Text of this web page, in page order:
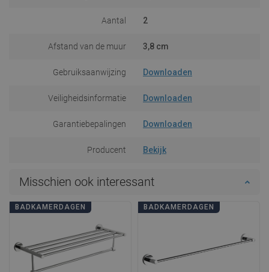
Aantal 2
Afstand van de muur 3,8 cm
Gebruiksaanwijzing Downloaden
Veiligheidsinformatie Downloaden
Garantiebepalingen Downloaden
Producent Bekijk
Misschien ook interessant
BADKAMERDAGEN BADKAMERDAGEN